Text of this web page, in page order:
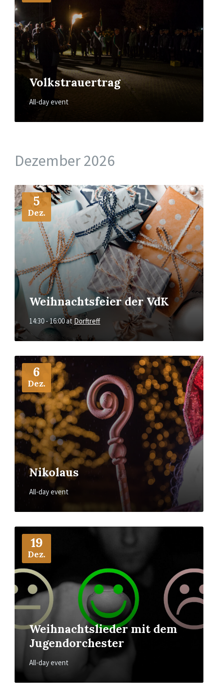
Volkstrauertrag
All-day event
Dezember 2026
5
Dez.
Weihnachtsfeier der VdK
14:30 - 16:00at Dorftreff
More
Info
6
Dez.
Nikolaus
All-day event
More
Info
19
Dez.
Weihnachtslieder mit dem
Jugendorchester
All-day event
More